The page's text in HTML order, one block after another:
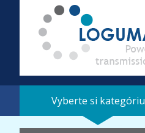
Vyberte si kategóriu